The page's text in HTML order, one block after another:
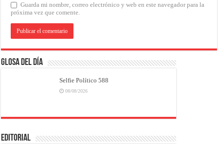
Guarda mi nombre, correo electrónico y web en este navegador para la
próxima vez que comente.
Glosa del Día
Selfie Político 588
08/08/2026
EDITORIAL